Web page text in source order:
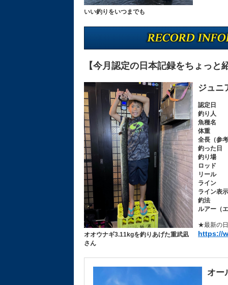
いい釣りをいつまでも
【今月認定の日本記録をちょっと
オオウナギ3.11kgを釣りあげた重武凪
さん
ジュニ
認定日
釣り人
魚種名
体重
全長（参
釣った日
釣り場
ロッド
リール
ライン
ライン表
釣法
ルアー（
★最新の
https://
オー